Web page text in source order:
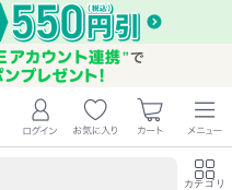
カテゴリ